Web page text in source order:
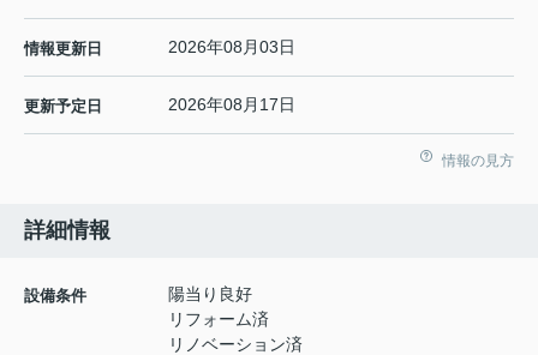
情報更新日 2026年08月03日
更新予定日 2026年08月17日
情報の見方
詳細情報
設備条件
陽当り良好
リフォーム済
リノベーション済